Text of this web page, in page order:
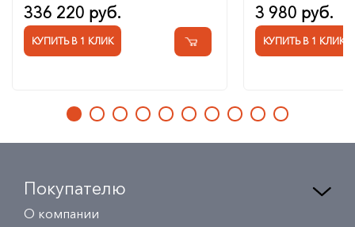
336 220 руб.
КУПИТЬ В 1 КЛИК
3 980 руб.
КУПИТЬ В 1 КЛИК
Покупателю
О компании